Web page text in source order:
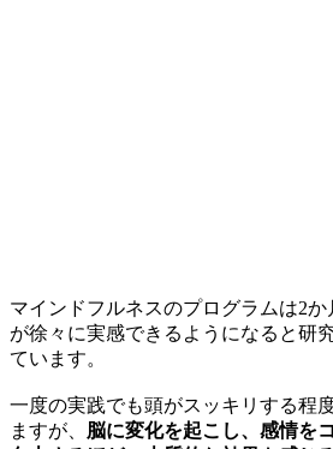
マインドフルネスのプログラムは2
が徐々に実感できるようになると研
ています。
一度の実践でも頭がスッキリする程
ますが、 脳に変化を起こし、感情を